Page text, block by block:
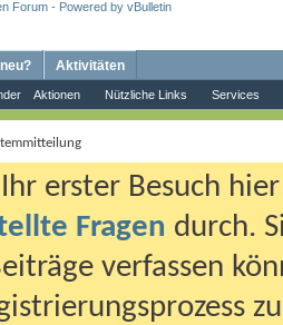
Aktionen Nützliche Links Services
Aktivitäten
erster Besuch
Fragen durch.
verfassen